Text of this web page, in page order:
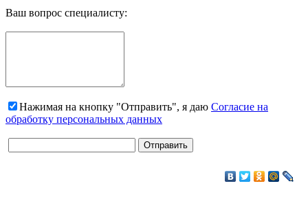
Ваш вопрос специалисту:
Нажимая на кнопку "Отправить", я даю Согласие на
обработку персональных данных